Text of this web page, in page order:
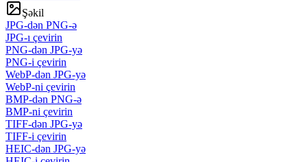
Şəkil
JPG-dən PNG-ə
JPG-ı çevirin
PNG-dən JPG-yə
PNG-i çevirin
WebP-dən JPG-yə
WebP-ni çevirin
BMP-dən PNG-ə
BMP-ni çevirin
TIFF-dən JPG-yə
TIFF-i çevirin
HEIC-dən JPG-yə